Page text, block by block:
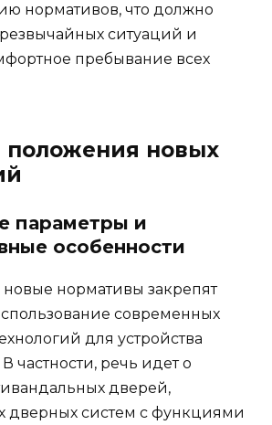
нормативов, что должно
ситуаций и
пребывание всех
новых
параметры и
особенности
нормативы закрепят
современных
для устройства
частности, речь идет о
дверей,
дверных систем с функциями